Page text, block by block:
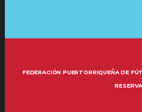
FEDERACIÓN PUERTORRIQUEÑA DE